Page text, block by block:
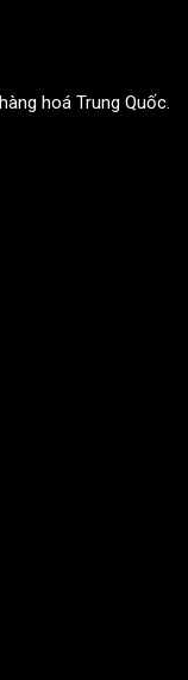
hoá Trung Quốc.